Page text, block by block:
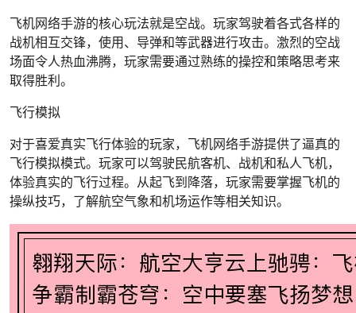
飞机网络手游的核心玩法就是空战。玩家驾驶着各式各样的
战机相互交锋，使用、导弹和等武器进行攻击。激烈的空战
场面令人热血沸腾，玩家需要通过熟练的操控和策略思考来
取得胜利。
飞行模拟
对于喜爱真实飞行体验的玩家，飞机网络手游提供了逼真的
飞行模拟模式。玩家可以驾驶民航客机、战机和私人飞机，
体验真实的飞行过程。从起飞到降落，玩家需要掌握飞机的
操纵技巧，了解航空气象和机场运作等相关知识。